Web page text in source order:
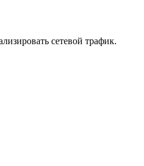
сетевой трафик.